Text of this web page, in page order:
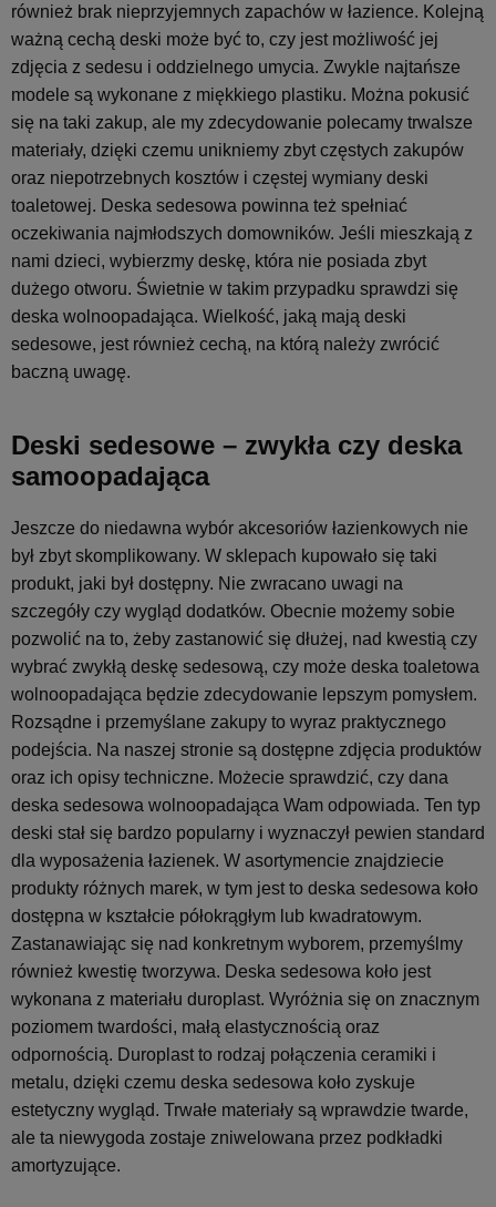
również brak nieprzyjemnych zapachów w łazience. Kolejną
ważną cechą deski może być to, czy jest możliwość jej
zdjęcia z sedesu i oddzielnego umycia. Zwykle najtańsze
modele są wykonane z miękkiego plastiku. Można pokusić
się na taki zakup, ale my zdecydowanie polecamy trwalsze
materiały, dzięki czemu unikniemy zbyt częstych zakupów
oraz niepotrzebnych kosztów i częstej wymiany deski
toaletowej. Deska sedesowa powinna też spełniać
oczekiwania najmłodszych domowników. Jeśli mieszkają z
nami dzieci, wybierzmy deskę, która nie posiada zbyt
dużego otworu. Świetnie w takim przypadku sprawdzi się
deska wolnoopadająca. Wielkość, jaką mają deski
sedesowe, jest również cechą, na którą należy zwrócić
baczną uwagę.
Deski sedesowe – zwykła czy deska
samoopadająca
Jeszcze do niedawna wybór akcesoriów łazienkowych nie
był zbyt skomplikowany. W sklepach kupowało się taki
produkt, jaki był dostępny. Nie zwracano uwagi na
szczegóły czy wygląd dodatków. Obecnie możemy sobie
pozwolić na to, żeby zastanowić się dłużej, nad kwestią czy
wybrać zwykłą deskę sedesową, czy może deska toaletowa
wolnoopadająca będzie zdecydowanie lepszym pomysłem.
Rozsądne i przemyślane zakupy to wyraz praktycznego
podejścia. Na naszej stronie są dostępne zdjęcia produktów
oraz ich opisy techniczne. Możecie sprawdzić, czy dana
deska sedesowa wolnoopadająca Wam odpowiada. Ten typ
deski stał się bardzo popularny i wyznaczył pewien standard
dla wyposażenia łazienek. W asortymencie znajdziecie
produkty różnych marek, w tym jest to deska sedesowa koło
dostępna w kształcie półokrągłym lub kwadratowym.
Zastanawiając się nad konkretnym wyborem, przemyślmy
również kwestię tworzywa. Deska sedesowa koło jest
wykonana z materiału duroplast. Wyróżnia się on znacznym
poziomem twardości, małą elastycznością oraz
odpornością. Duroplast to rodzaj połączenia ceramiki i
metalu, dzięki czemu deska sedesowa koło zyskuje
estetyczny wygląd. Trwałe materiały są wprawdzie twarde,
ale ta niewygoda zostaje zniwelowana przez podkładki
amortyzujące.